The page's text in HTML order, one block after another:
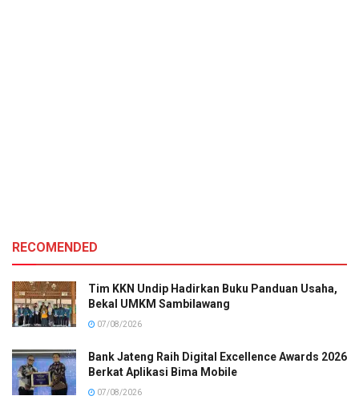
RECOMENDED
Tim KKN Undip Hadirkan Buku Panduan Usaha,
Bekal UMKM Sambilawang
07/08/2026
Bank Jateng Raih Digital Excellence Awards 2026
Berkat Aplikasi Bima Mobile
07/08/2026